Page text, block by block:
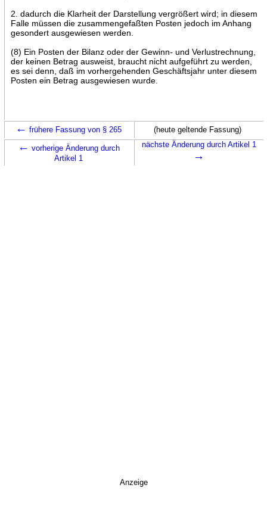
2. dadurch die Klarheit der Darstellung vergrößert wird; in diesem
Falle müssen die zusammengefaßten Posten jedoch im Anhang
gesondert ausgewiesen werden.
(8) Ein Posten der Bilanz oder der Gewinn- und Verlustrechnung,
der keinen Betrag ausweist, braucht nicht aufgeführt zu werden,
es sei denn, daß im vorhergehenden Geschäftsjahr unter diesem
Posten ein Betrag ausgewiesen wurde.
← frühere Fassung von § 265 (heute geltende Fassung)
← vorherige Änderung durch
Artikel 1
nächste Änderung durch Artikel 1
→
Anzeige